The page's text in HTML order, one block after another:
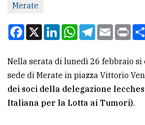
Scrivici
Per
la
pubblicità
CERCA
Merate
Facebook
X LinkedInWhatsApp
Telegram
Email
Nella serata di lunedì 26 febbraio si
sede di Merate in piazza Vittorio
dei soci della delegazione
Italiana per la Lotta ai Tumori).